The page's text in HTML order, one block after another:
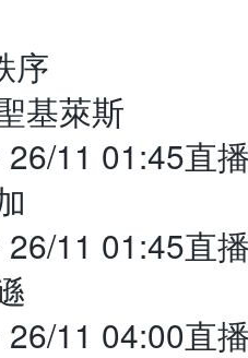
序
基萊斯
11 01:45直
11 01:45直
11 04:00直